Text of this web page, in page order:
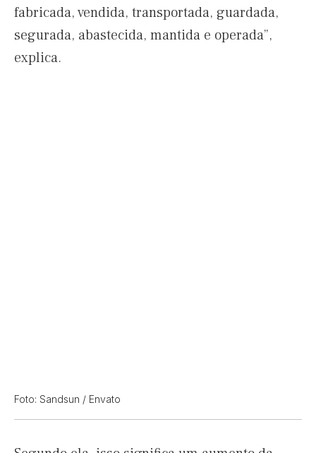
fabricada, vendida, transportada, guardada,
segurada, abastecida, mantida e operada”,
explica.
Foto: Sandsun / Envato